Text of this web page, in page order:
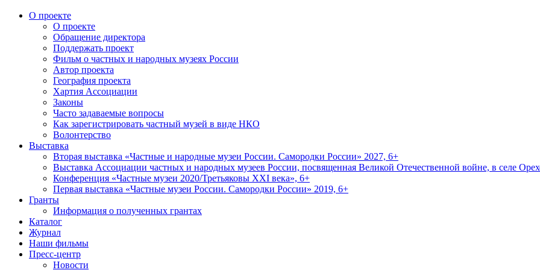
О проекте
О проекте
Обращение директора
Поддержать проект
Фильм о частных и народных музеях России
Автор проекта
География проекта
Хартия Ассоциации
Законы
Часто задаваемые вопросы
Как зарегистрировать частный музей в виде НКО
Волонтерство
Выставка
Вторая выставка «Частные и народные музеи России. Самородки России» 2027, 6+
Выставка Ассоциации частных и народных музеев России, посвященная Великой Отечественной войне, в селе
Конференция «Частные музеи 2020/Третьяковы XXI века», 6+
Первая выставка «Частные музеи России. Самородки России» 2019, 6+
Гранты
Информация о полученных грантах
Каталог
Журнал
Наши фильмы
Пресс-центр
Новости